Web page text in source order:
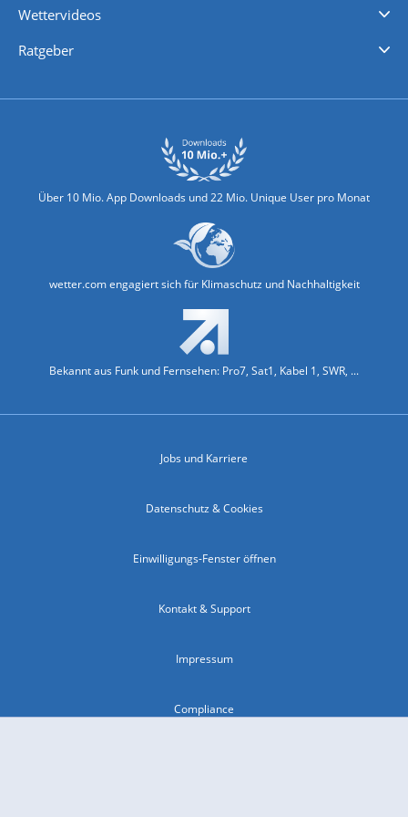
Wettervideos
Ratgeber
Über 10 Mio. App Downloads und 22 Mio. Unique User pro Monat
wetter.com engagiert sich für Klimaschutz und Nachhaltigkeit
Bekannt aus Funk und Fernsehen: Pro7, Sat1, Kabel 1, SWR, ...
Jobs und Karriere
Datenschutz & Cookies
Einwilligungs-Fenster öffnen
Kontakt & Support
Impressum
Compliance